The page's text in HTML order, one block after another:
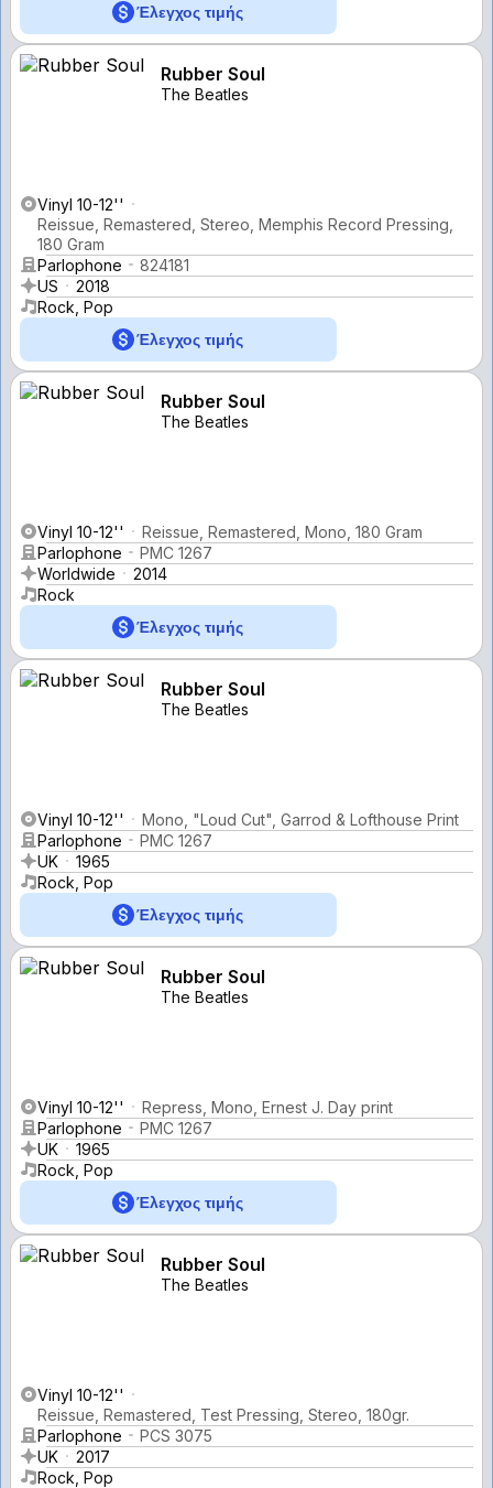
Έλεγχος τιμής
Rubber Soul
The Beatles
Vinyl 10-12''
Reissue, Remastered, Stereo, Memphis Record Pressing,
180 Gram
Parlophone
824181
US
2018
Rock, Pop
Έλεγχος τιμής
Rubber Soul
The Beatles
Vinyl 10-12''
Reissue, Remastered, Mono, 180 Gram
Parlophone
PMC 1267
Worldwide
2014
Rock
Έλεγχος τιμής
Rubber Soul
The Beatles
Vinyl 10-12''
Mono, "Loud Cut", Garrod & Lofthouse Print
Parlophone
PMC 1267
UK
1965
Rock, Pop
Έλεγχος τιμής
Rubber Soul
The Beatles
Vinyl 10-12''
Repress, Mono, Ernest J. Day print
Parlophone
PMC 1267
UK
1965
Rock, Pop
Έλεγχος τιμής
Rubber Soul
The Beatles
Vinyl 10-12''
Reissue, Remastered, Test Pressing, Stereo, 180gr.
Parlophone
PCS 3075
UK
2017
Rock, Pop